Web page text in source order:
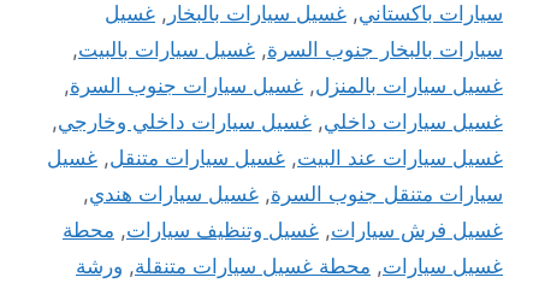
سيارات باكستاني, غسيل سيارات بالبخار , غسيل
سيارات بالبخار جنوب السرة, غسيل سيارات بالبيت,
غسيل سيارات بالمنزل, غسيل سيارات جنوب السرة,
غسيل سيارات داخلي, غسيل سيارات داخلي وخارجي,
غسيل سيارات عند البيت, غسيل سيارات متنقل, غسيل
سيارات متنقل جنوب السرة, غسيل سيارات هندي,
غسيل فرش سيارات, غسيل وتنظيف سيارات, محطة
غسيل سيارات, محطة غسيل سيارات متنقلة, ورشة